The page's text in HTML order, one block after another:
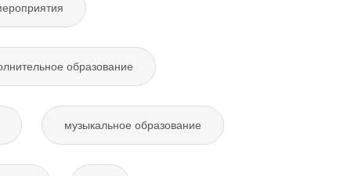
образование
музыкальное образование